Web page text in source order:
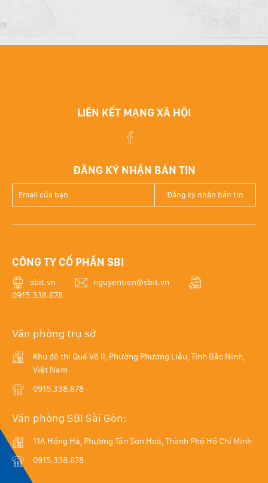
LIÊN KẾT MẠNG XÃ HỘI
ĐĂNG KÝ NHẬN BẢN TIN
CÔNG TY CỔ PHẦN SBI
sbit.vn
nguyentien@sbit.vn
0915.338.678
Văn phòng trụ sở
Khu đô thị Quế Võ II, Phường Phương Liễu, Tỉnh Bắc Ninh,
Việt Nam
0915.338.678
Văn phòng SBI Sài Gòn:
11A Hồng Hà, Phường Tân Sơn Hoà, Thành Phố Hồ Chí Minh
0915.338.678